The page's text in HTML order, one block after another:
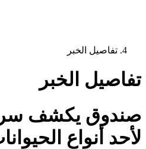
تفاصيل الخبر
تفاصيل الخبر
لأحد أنواع